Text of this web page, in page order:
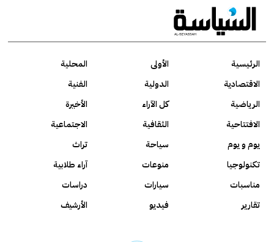
الرئيسية الأولى
المحلية
الاقتصادية
الدولية
الفنية
الرياضية
كل الآراء
الأخيرة
الافتتاحية
الثقافية
الاجتماعية
يوم و يوم
سياحة
تراث
تكنولوجيا
منوعات
آراء طلابية
مناسبات
سيارات
دراسات
تقارير
فيديو الأرشيف